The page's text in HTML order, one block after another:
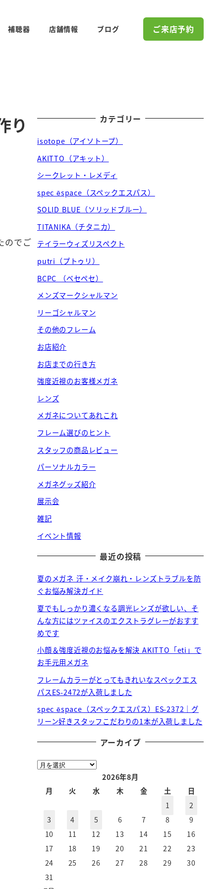
補聴器 店舗情報 ブログ ご来店予約
り
のでご
カテゴリー
isotope（アイソトープ）
AKITTO（アキット）
シークレット・レメディ
spec ēspace（スペックエスパス）
SOLID BLUE（ソリッドブルー）
TITANIKA（チタニカ）
テイラーウィズリスペクト
putri（プトゥリ）
BCPC （ベセペセ）
メンズマークシャルマン
リーゴシャルマン
その他のフレーム
お店紹介
お店までの行き方
強度近視のお客様メガネ
レンズ
メガネについてあれこれ
フレーム選びのヒント
スタッフの商品レビュー
パーソナルカラー
メガネグッズ紹介
展示会
雑記
イベント情報
最近の投稿
夏のメガネ 汗・メイク崩れ・レンズトラブルを防
ぐお悩み解決ガイド
夏でもしっかり濃くなる調光レンズが欲しい、そ
んな方にはツァイスのエクストラグレーがおすす
めです
小顔＆強度近視のお悩みを解決 AKITTO「eti」で
お手元用メガネ
フレームカラーがとってもきれいなスペックエス
パスES-2472が入荷しました
spec ēspace（スペックエスパス）ES-2372｜グ
リーン好きスタッフこだわりの1本が入荷しました
アーカイブ
ア
2026年8月
月
火 水 木 金 土
日
1
2
3
4 5 6 7 8
9
10
11 12 13 14 15
16
17
18 19 20 21 22
23
24
25 26 27 28 29
30
31